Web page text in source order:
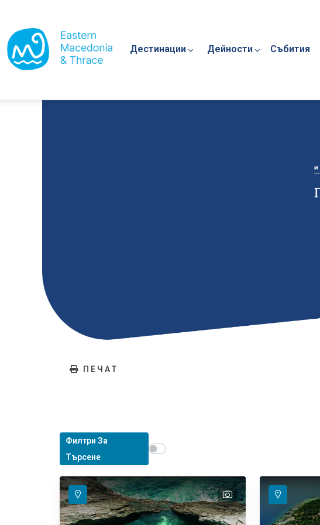
Дестинации Дейности Събития
ПЕЧАТ
Филтри За
Търсене
Show map on mouse hover
text